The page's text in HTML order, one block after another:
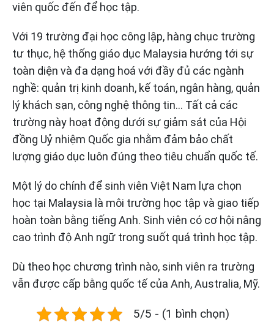
viên quốc đến để học tập.
Với 19 trường đại học công lập, hàng chục trường
tư thục, hệ thống giáo dục Malaysia hướng tới sự
toàn diện và đa dạng hoá với đầy đủ các ngành
nghề: quản trị kinh doanh, kế toán, ngân hàng, quản
lý khách sạn, công nghệ thông tin… Tất cả các
trường này hoạt động dưới sự giảm sát của Hội
đồng Uỷ nhiệm Quốc gia nhằm đảm bảo chất
lượng giáo dục luôn đúng theo tiêu chuẩn quốc tế.
Một lý do chính để sinh viên Việt Nam lựa chọn
học tại Malaysia là môi trường học tập và giao tiếp
hoàn toàn bằng tiếng Anh. Sinh viên có cơ hội nâng
cao trình độ Anh ngữ trong suốt quá trình học tập.
Dù theo học chương trình nào, sinh viên ra trường
vẫn được cấp bằng quốc tế của Anh, Australia, Mỹ.
5/5 - (1 bình chọn)